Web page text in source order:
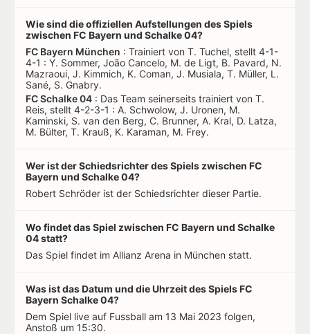
Wie sind die offiziellen Aufstellungen des Spiels
zwischen FC Bayern und Schalke 04?
FC Bayern München : Trainiert von T. Tuchel, stellt 4-1-
4-1 : Y. Sommer, João Cancelo, M. de Ligt, B. Pavard, N.
Mazraoui, J. Kimmich, K. Coman, J. Musiala, T. Müller, L.
Sané, S. Gnabry.
FC Schalke 04 : Das Team seinerseits trainiert von T.
Reis, stellt 4-2-3-1 : A. Schwolow, J. Uronen, M.
Kaminski, S. van den Berg, C. Brunner, A. Kral, D. Latza,
M. Bülter, T. Krauß, K. Karaman, M. Frey.
Wer ist der Schiedsrichter des Spiels zwischen FC
Bayern und Schalke 04?
Robert Schröder ist der Schiedsrichter dieser Partie.
Wo findet das Spiel zwischen FC Bayern und Schalke
04 statt?
Das Spiel findet im Allianz Arena in München statt.
Was ist das Datum und die Uhrzeit des Spiels FC
Bayern Schalke 04?
Dem Spiel live auf Fussball am 13 Mai 2023 folgen,
Anstoß um 15:30.